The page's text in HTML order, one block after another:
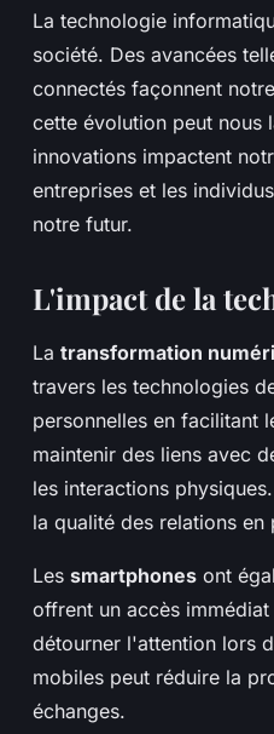
société
La technologie
société. Des avancées
connectés façonnent
cette évolution peut nous
innovations impactent
entreprises et les
notre futur.
L'impact de la
La transformation
travers les technologies
personnelles en facilitant
maintenir des liens avec
les interactions
la qualité des relations en
Les smartphones ont
offrent un accès
détourner l'attention lors
mobiles peut réduire la
échanges.